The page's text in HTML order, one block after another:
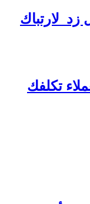
لارتباك
تكلفك